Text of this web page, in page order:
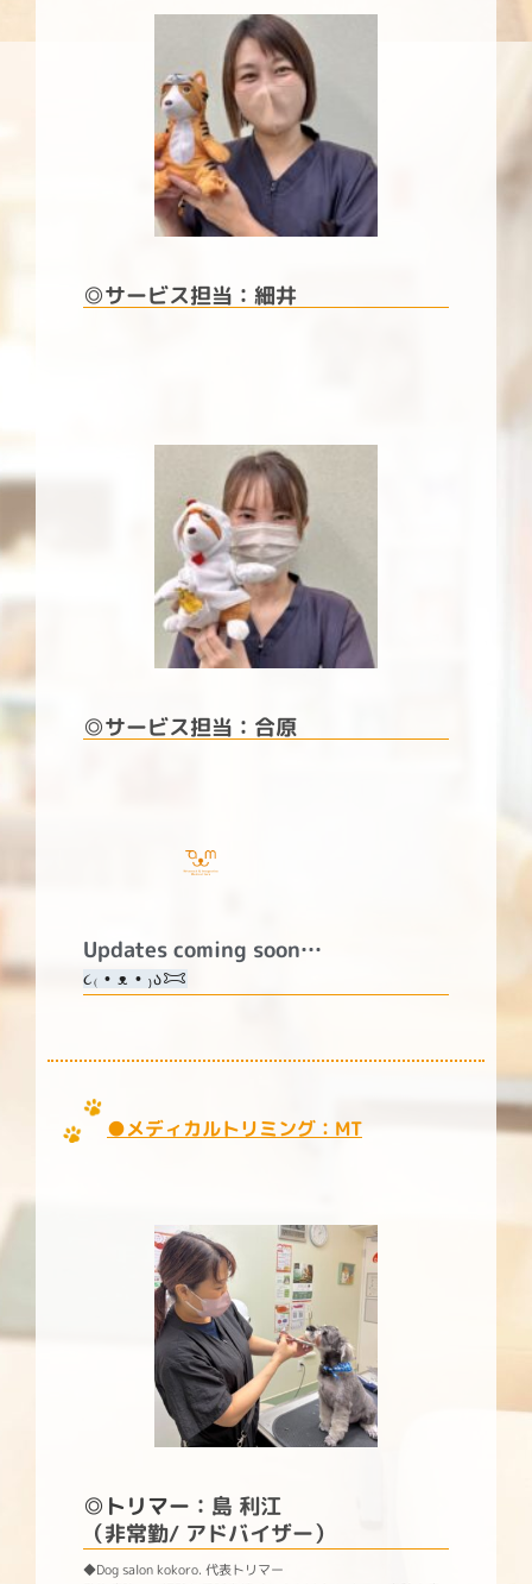
◎サービス担当： 細井
◎サービス担当：合原
Updates coming soon…
૮₍ • ᴥ • ₎ა𐂯
●メディカルトリミング ：MT
◎トリマー ：島 利江
（非常勤/ アドバイザー）
◆Dog salon kokoro. 代表トリマー